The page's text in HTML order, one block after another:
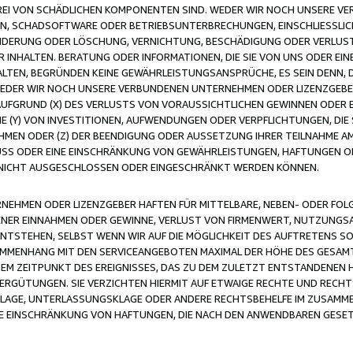
VON SCHÄDLICHEN KOMPONENTEN SIND. WEDER WIR NOCH UNSERE
SCHADSOFTWARE ODER BETRIEBSUNTERBRECHUNGEN,
ODER LÖSCHUNG, VERNICHTUNG, BESCHÄDIGUNG ODER
BERATUNG ODER INFORMATIONEN, DIE SIE VON UNS ODER
BEGRÜNDEN KEINE GEWÄHRLEISTUNGSANSPRÜCHE, ES SEIN DENN,
WIR NOCH UNSERE VERBUNDENEN UNTERNEHMEN ODER
(X) DES VERLUSTS VON VORAUSSICHTLICHEN GEWINNEN
(Y) VON INVESTITIONEN, AUFWENDUNGEN ODER VERPFLICHTUNGEN,
ODER (Z) DER BEENDIGUNG ODER AUSSETZUNG IHRER TEILNAHME
ODER EINE EINSCHRÄNKUNG VON GEWÄHRLEISTUNGEN, HAFTUNGEN
AUSGESCHLOSSEN ODER EINGESCHRÄNKT WERDEN KÖNNEN.
ODER LIZENZGEBER HAFTEN FÜR MITTELBARE, NEBEN- ODER
EINNAHMEN ODER GEWINNE, VERLUST VON FIRMENWERT,
SELBST WENN WIR AUF DIE MÖGLICHKEIT DES AUFTRETENS
MIT DEN SERVICEANGEBOTEN MAXIMAL DER HÖHE DES
ZEITPUNKT DES EREIGNISSES, DAS ZU DEM ZULETZT ENTSTANDENEN
SIE VERZICHTEN HIERMIT AUF ETWAIGE RECHTE UND
UNTERLASSUNGSKLAGE ODER ANDERE RECHTSBEHELFE IM
VON HAFTUNGEN, DIE NACH DEN ANWENDBAREN